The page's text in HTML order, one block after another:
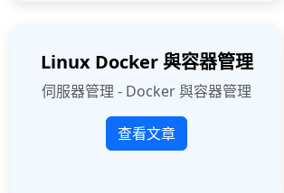
Linux Docker 與容器管理
伺服器管理 - Docker 與容器管理
查看文章